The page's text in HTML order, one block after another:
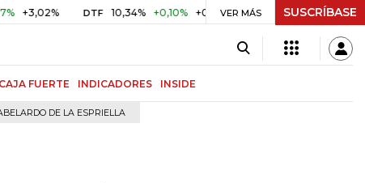
DTF 10,34% +0,10% +0,98% UVR $ 416,91 +$ 0,05
VER MÁS SUSCRÍBASE
CAJA FUERTE INDICADORES INSIDE
DE LA ESPRIELLA